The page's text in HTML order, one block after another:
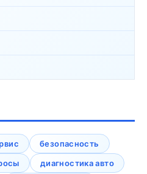
безопасность
диагностика авто